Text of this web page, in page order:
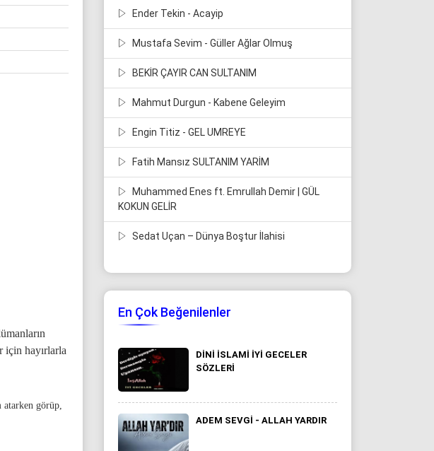
için hayırlarla
atarken görüp,
Ender Tekin - Acayip
Mustafa Sevim - Güller Ağlar Olmuş
BEKİR ÇAYIR CAN SULTANIM
Mahmut Durgun - Kabene Geleyim
Engin Titiz - GEL UMREYE
Fatih Mansız SULTANIM YARİM
Muhammed Enes ft. Emrullah Demir | GÜL
KOKUN GELİR
Sedat Uçan – Dünya Boştur İlahisi
En Çok Beğenilenler
DINI İSLAMI IYI GECELER
SÖZLERI
ADEM SEVGI - ALLAH YARDIR